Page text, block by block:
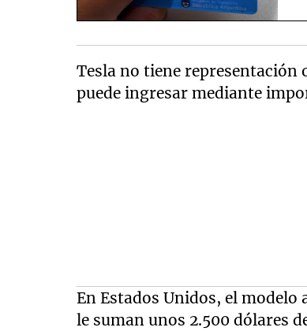
Tesla no tiene representación
puede ingresar mediante
En Estados Unidos, el modelo
le suman unos 2.500 dólares